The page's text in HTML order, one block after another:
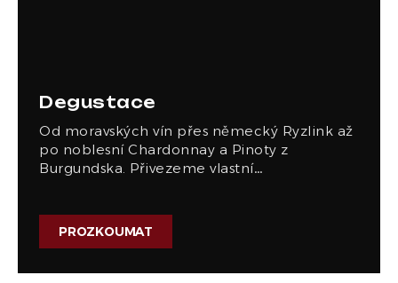
Degustace
Od moravských vín přes německý Ryzlink až
po noblesní Chardonnay a Pinoty z
Burgundska. Přivezeme vlastní…
PROZKOUMAT